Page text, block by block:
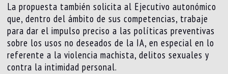
La propuesta también solicita al Ejecutivo autonómico
que, dentro del ámbito de sus competencias, trabaje
para dar el impulso preciso a las políticas preventivas
sobre los usos no deseados de la IA, en especial en lo
referente a la violencia machista, delitos sexuales y
contra la intimidad personal.